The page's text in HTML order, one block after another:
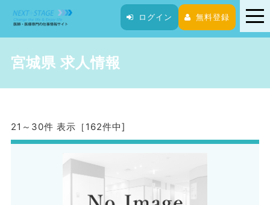
ログイン 無料登録
宮城県 求人情報
21～30件 表示［162件中]